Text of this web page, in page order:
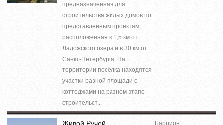
предназначенная для
строительства жилых домов по
представленным проектам,
расположенная в 1,5 км от
Ладожского озера и в 30 км от
Санкт-Петербурга. На
территории посёлка находятся
участки разной площади с
коттеджами на разном этапе
строительст...
Живой Ручей Баррион